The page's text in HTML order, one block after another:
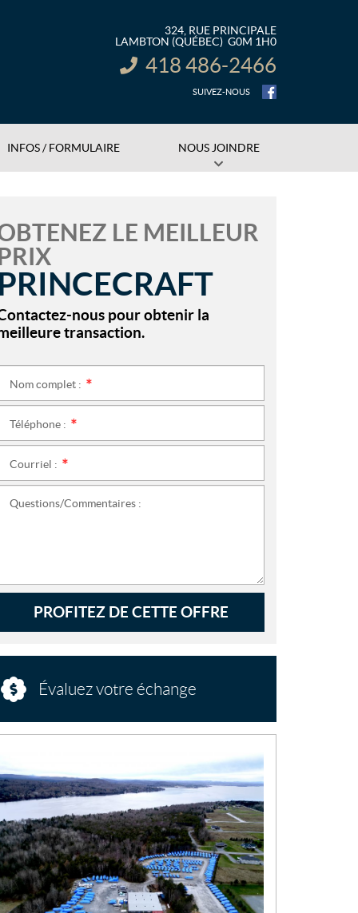
324, RUE PRINCIPALE
LAMBTON (QUÉBEC) G0M 1H0
INFORMATION :
418 486-2466
SUIVEZ-NOUS
INFOS / FORMULAIRE NOUS JOINDRE
LE MEILLEUR
PRINCECRAFT
nous pour obtenir la
transaction.
Nom complet :
Téléphone :
Courriel :
Questions/Commentaires :
PROFITEZ DE CETTE OFFRE
Évaluez votre échange